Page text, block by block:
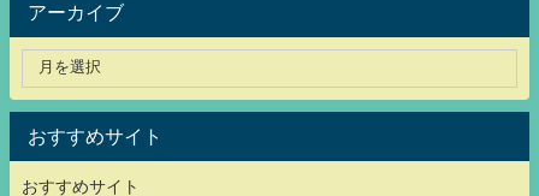
アーカイブ
おすすめサイト
おすすめサイト